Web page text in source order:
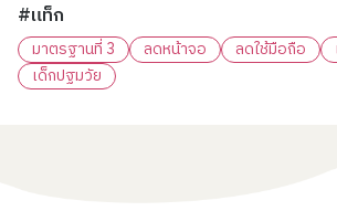
#แท็ก
มาตรฐานที่ 3 ลดหน้าจอ ลดใช้มือถือ
เด็กปฐมวัย